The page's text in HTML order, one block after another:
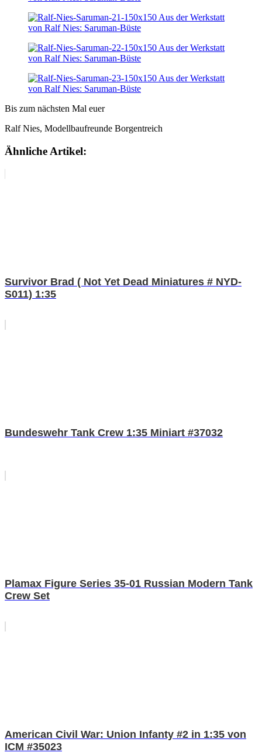
Bis zum nächsten Mal euer
Ralf Nies, Modellbaufreunde Borgentreich
Ähnliche Artikel:
Survivor Brad ( Not Yet Dead Miniatures # NYD-
S011) 1:35
Bundeswehr Tank Crew 1:35 Miniart #37032
Plamax Figure Series 35-01 Russian Modern Tank
Crew Set
American Civil War: Union Infanty #2 in 1:35 von
ICM #35023